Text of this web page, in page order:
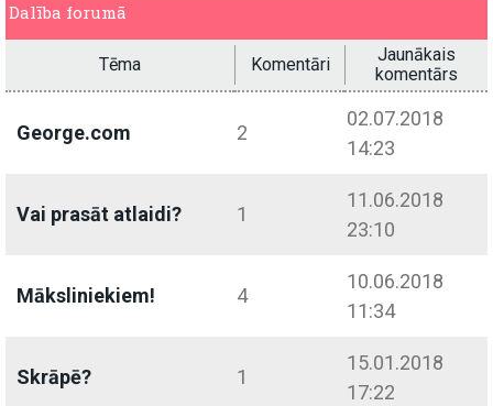
Dalība forumā
Tēma Komentāri
Jaunākais
komentārs
George.com 2
02.07.2018
14:23
Vai prasāt atlaidi? 1
11.06.2018
23:10
Māksliniekiem! 4
10.06.2018
11:34
Skrāpē? 1
15.01.2018
17:22